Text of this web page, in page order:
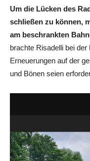
Um die Lücken des
schließen zu können,
am beschrankten
brachte Risadelli bei
Erneuerungen auf der
und Bönen seien